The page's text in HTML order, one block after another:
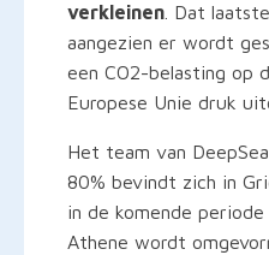
verkleinen . Dat
aangezien er wordt
een CO2-belasting op
Europese Unie druk
Het team van
80% bevindt zich in
in de komende
Athene wordt